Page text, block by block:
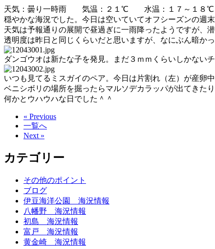
天気：曇り一時雨 気温：２１℃ 水温：１７～１
穏やかな海況でした。今日は空いていてオフシーズンの週末
天気は予報通りの展開で昼過ぎに一雨降ったようですが、
透明度は昨日と同じくらいだと思いますが、なにぶん暗か
ダンゴウオは新たな子を発見。まだ３ｍｍくらいしかないチ
いつも見てるミスガイのペア。今日は片割れ（左）が産卵中
ベニシボリの場所を掘ったらマルソデカラッパが出てきた
何かとウハウハな日でした＾＾
« Previous
一覧へ
Next »
カテゴリー
その他のポイント
ブログ
伊豆海洋公園 海況情報
八幡野 海況情報
初島 海況情報
富戸 海況情報
黄金崎 海況情報